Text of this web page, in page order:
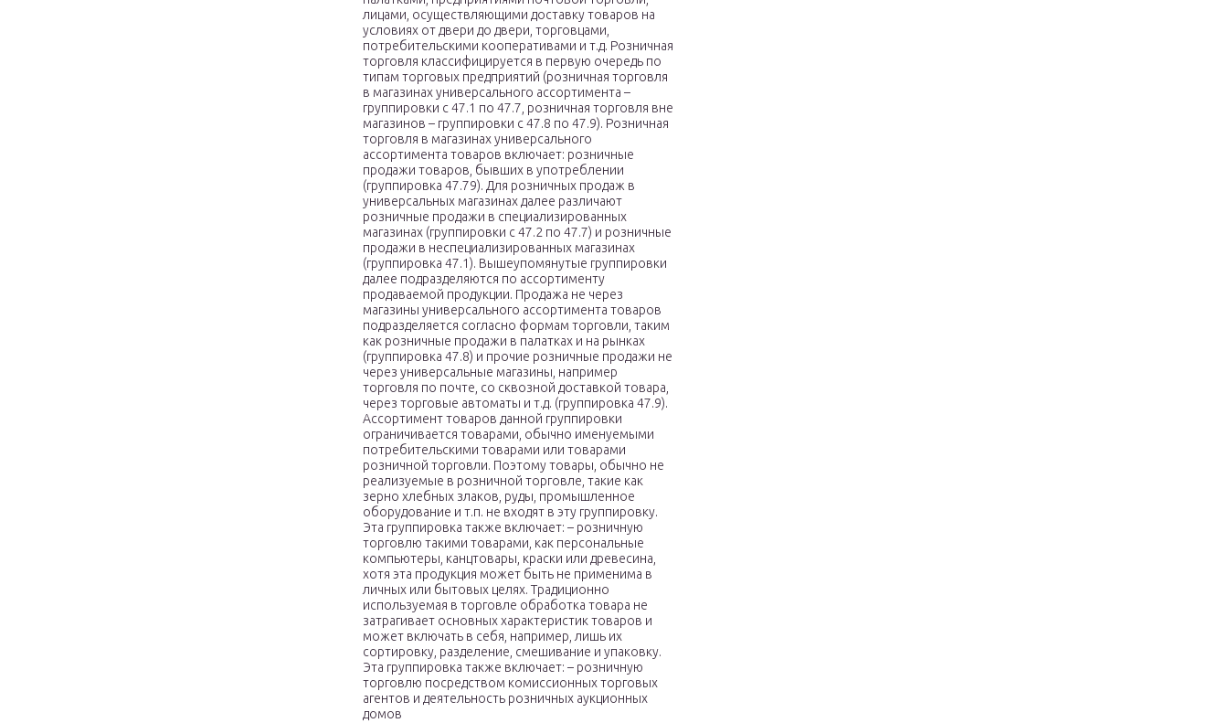
лицами, осуществляющими доставку товаров на
условиях от двери до двери, торговцами,
потребительскими кооперативами и т.д. Розничная
торговля классифицируется в первую очередь по
типам торговых предприятий (розничная торговля
в магазинах универсального ассортимента –
группировки с 47.1 по 47.7, розничная торговля вне
магазинов – группировки с 47.8 по 47.9). Розничная
торговля в магазинах универсального
ассортимента товаров включает: розничные
продажи товаров, бывших в употреблении
(группировка 47.79). Для розничных продаж в
универсальных магазинах далее различают
розничные продажи в специализированных
магазинах (группировки с 47.2 по 47.7) и розничные
продажи в неспециализированных магазинах
(группировка 47.1). Вышеупомянутые группировки
далее подразделяются по ассортименту
продаваемой продукции. Продажа не через
магазины универсального ассортимента товаров
подразделяется согласно формам торговли, таким
как розничные продажи в палатках и на рынках
(группировка 47.8) и прочие розничные продажи не
через универсальные магазины, например
торговля по почте, со сквозной доставкой товара,
через торговые автоматы и т.д. (группировка 47.9).
Ассортимент товаров данной группировки
ограничивается товарами, обычно именуемыми
потребительскими товарами или товарами
розничной торговли. Поэтому товары, обычно не
реализуемые в розничной торговле, такие как
зерно хлебных злаков, руды, промышленное
оборудование и т.п. не входят в эту группировку.
Эта группировка также включает: – розничную
торговлю такими товарами, как персональные
компьютеры, канцтовары, краски или древесина,
хотя эта продукция может быть не применима в
личных или бытовых целях. Традиционно
используемая в торговле обработка товара не
затрагивает основных характеристик товаров и
может включать в себя, например, лишь их
сортировку, разделение, смешивание и упаковку.
Эта группировка также включает: – розничную
торговлю посредством комиссионных торговых
агентов и деятельность розничных аукционных
домов